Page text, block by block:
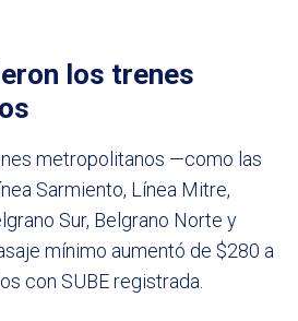
los trenes
metropolitanos —como las
Sarmiento, Línea Mitre,
Sur, Belgrano Norte y
mínimo aumentó de $280 a
con SUBE registrada.